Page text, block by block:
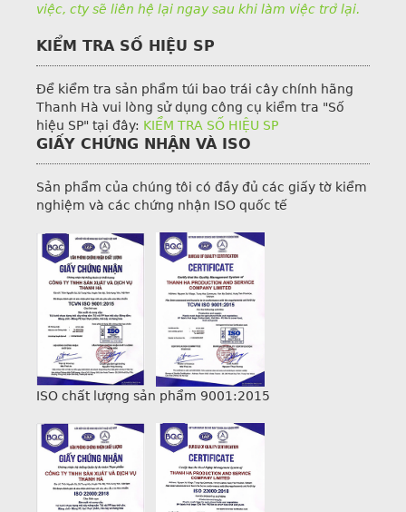
việc, cty sẽ liên hệ lại ngay sau khi làm việc trở lại.
KIỂM TRA SỐ HIỆU SP
Để kiểm tra sản phẩm túi bao trái cây chính hãng
Thanh Hà vui lòng sử dụng công cụ kiểm tra "Số
hiệu SP" tại đây: KIỂM TRA SỐ HIỆU SP
GIẤY CHỨNG NHẬN VÀ ISO
Sản phẩm của chúng tôi có đầy đủ các giấy tờ kiểm
nghiệm và các chứng nhận ISO quốc tế
ISO chất lượng sản phẩm 9001:2015